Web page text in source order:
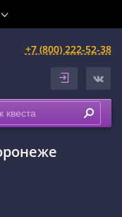
+7 (800) 222-52-38